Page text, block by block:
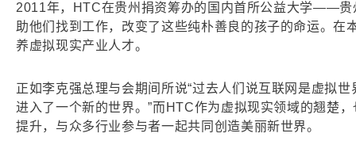
2011年，HTC在贵州捐资筹办的国内首所公益大学——贵
助他们找到工作，改变了这些纯朴善良的孩子的命运。
养虚拟现实产业人才。
正如李克强总理与会期间所说“过去人们说互联网是虚拟
进入了一个新的世界。”而HTC作为虚拟现实领域的翘楚
提升，与众多行业参与者一起共同创造美丽新世界。